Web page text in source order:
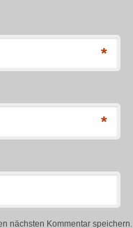
*
*
nächsten Kommentar speichern.